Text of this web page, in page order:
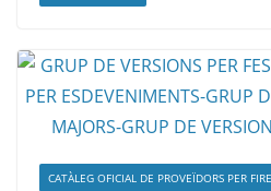
CATÀLEG OFICIAL DE PROVEÏDORS PER